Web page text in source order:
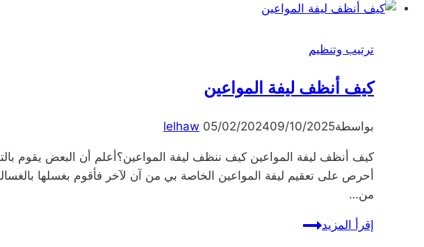
ترتيب وتنظيم
كيف أنظف ليفة المواعين
بواسطة lelhaw 05/02/202409/10/2025
كيف أنظف ليفة المواعين كيف ننظف ليفة المواعين؟أعلم أن البعض يقوم
أحرص على تعقيم ليفة المواعين الخاصة بي من آن لآخر فأقوم بغسلها
من…
إقرأ المزيدكيف